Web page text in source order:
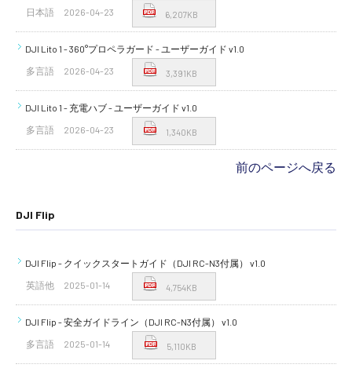
日本語
2026-04-23 6,207KB
DJI Lito 1 - 360°プロペラガード - ユーザーガイド v1.0
多言語
2026-04-23 3,391KB
DJI Lito 1 - 充電ハブ - ユーザーガイド v1.0
多言語
2026-04-23 1,340KB
前のページへ戻る
DJI Flip
DJI Flip - クイックスタートガイド（DJI RC-N3付属） v1.0
英語他
2025-01-14 4,754KB
DJI Flip - 安全ガイドライン（DJI RC-N3付属） v1.0
多言語
2025-01-14 5,110KB